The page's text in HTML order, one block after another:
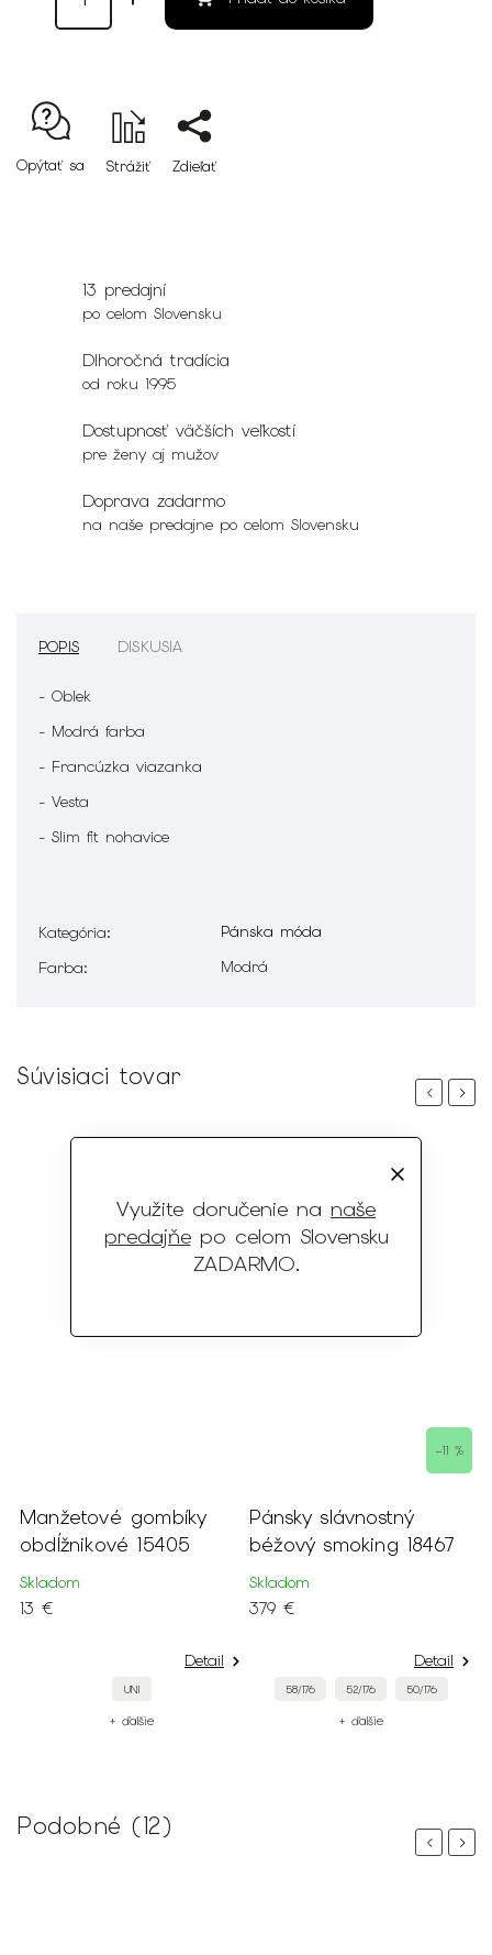
Využite doručenie na naše
predajňepo celom Slovensku
ZADARMO.
Opýtať sa Strážiť Zdieľať
13 predajní
po celom Slovensku
Dlhoročná tradícia
od roku 1995
Dostupnosť väčších veľkostí
pre ženy aj mužov
Doprava zadarmo
na naše predajne po celom Slovensku
POPIS DISKUSIA
- Oblek
- Modrá farba
- Francúzka viazanka
- Vesta
- Slim fit nohavice
Kategória:
Pánska móda
Farba: Modrá
Súvisiaci tovar
Previous
Manžetové gombíky
obdĺžnikové 15405
Skladom
13 €
Detail
UNI
+ ďalšie
–11 %
Pánsky slávnostný
béžový smoking 18467
Skladom
379 €
Detail
58/176 52/176 50/176
+ ďalšie
Next
Podobné (12)
PreviousNext